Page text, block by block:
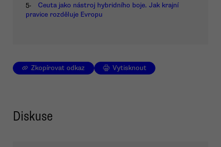
5.
Ceuta jako nástroj hybridního boje. Jak krajní
pravice rozděluje Evropu
Zkopírovat odkaz Vytisknout
Diskuse